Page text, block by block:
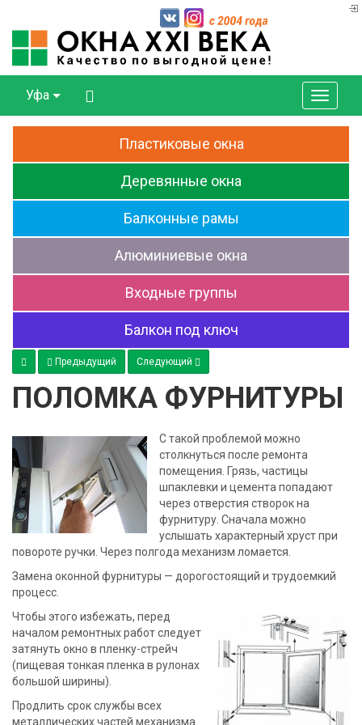
Уфа
Пластиковые окна
Деревянные окна
Балконные рамы
Алюминиевые окна
Входные группы
Балкон под ключ
Предыдущий Следующий
ПОЛОМКА ФУРНИТУРЫ
С такой проблемой можно
столкнуться после ремонта
помещения. Грязь, частицы
шпаклевки и цемента попадают
через отверстия створок на
фурнитуру. Сначала можно
услышать характерный хруст при
повороте ручки. Через полгода механизм ломается.
Замена оконной фурнитуры — дорогостоящий и трудоемкий
процесс.
Чтобы этого избежать, перед
началом ремонтных работ следует
затянуть окно в пленку-стрейч
(пищевая тонкая пленка в рулонах
большой ширины).
Продлить срок службы всех
металлических частей механизма